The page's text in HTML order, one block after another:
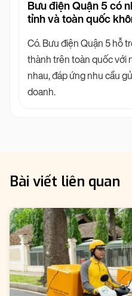
Bưu điện Quận 5 có
tỉnh và toàn quốc
Có. Bưu điện Quận 5 hỗ
thành trên toàn quốc với
nhau, đáp ứng nhu cầu
doanh.
Bài viết liên quan